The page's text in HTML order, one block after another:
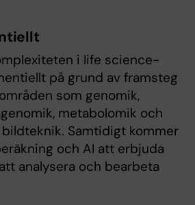
i life science-
på grund av framsteg
som genomik,
metabolomik och
Samtidigt kommer
och AI att erbjuda
analysera och bearbeta